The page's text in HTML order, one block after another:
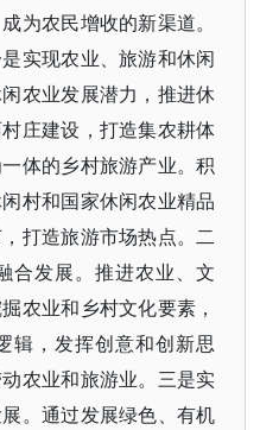
为农民增收的新渠道。
实现农业、旅游和休闲
农业发展潜力，推进休
庄建设，打造集农耕体
体的乡村旅游产业。积
村和国家休闲农业精品
打造旅游市场热点。二
合发展。推进农业、文
农业和乡村文化要素，
辑，发挥创意和创新思
农业和旅游业。三是实
。通过发展绿色、有机